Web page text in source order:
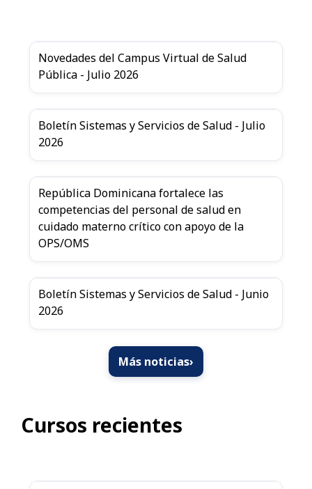
Novedades del Campus Virtual de Salud
Pública - Julio 2026
Boletín Sistemas y Servicios de Salud - Julio
2026
República Dominicana fortalece las
competencias del personal de salud en
cuidado materno crítico con apoyo de la
OPS/OMS
Boletín Sistemas y Servicios de Salud - Junio
2026
Más noticias›
Cursos recientes